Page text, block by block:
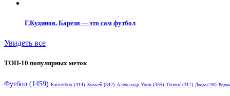
Г.Кудинов. Барези — это сам футбол
Увидеть все
ТОП-10 популярных меток
Футбол (1459) Баскетбол (414) Хоккей (342) Александр Ухов (335) Теннис (317) Дзюдо (190)